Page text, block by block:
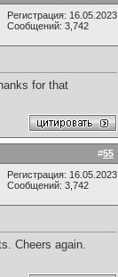
Регистрация: 16.05.2023
Сообщений: 3,742
for that
#55
Регистрация: 16.05.2023
Сообщений: 3,742
Cheers again.